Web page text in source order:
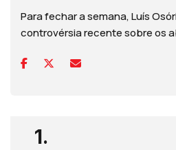
Para fechar a semana, Luís
controvérsia recente sobre os
1.